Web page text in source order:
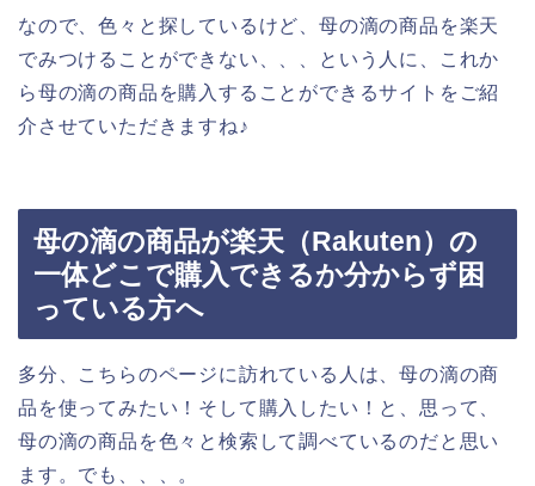
なので、色々と探しているけど、母の滴の商品を楽天
でみつけることができない、、、という人に、これか
ら母の滴の商品を購入することができるサイトをご紹
介させていただきますね♪
母の滴の商品が楽天（Rakuten）の
一体どこで購入できるか分からず困
っている方へ
多分、こちらのページに訪れている人は、母の滴の商
品を使ってみたい！そして購入したい！と、思って、
母の滴の商品を色々と検索して調べているのだと思い
ます。でも、、、。